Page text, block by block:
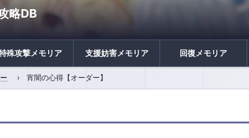
略DB
殊攻撃メモリア 支援妨害メモリア 回復メモリア
宵闇の心得【オーダー】